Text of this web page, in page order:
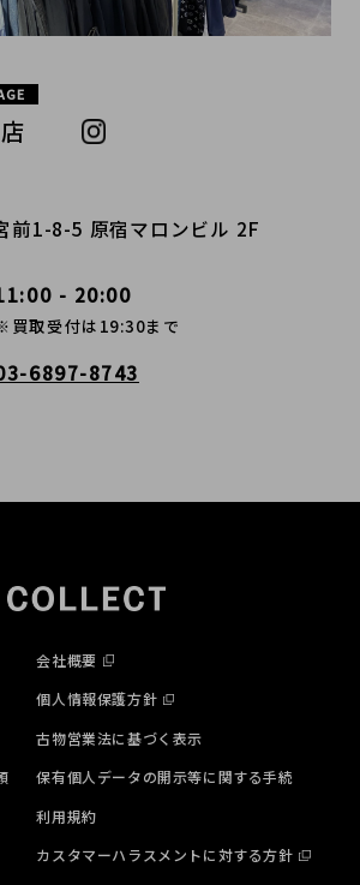
前1-8-5 原宿マロンビル 2F
- 20:00
買取受付は19:30まで
6897-8743
会社概要
個人情報保護方針
古物営業法に基づく表示
保有個人データの開示等に関する手続
利用規約
カスタマーハラスメントに対する方針